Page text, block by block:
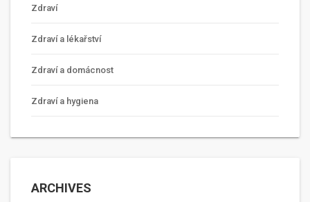
Zdraví
Zdraví a lékařství
Zdraví a domácnost
Zdraví a hygiena
ARCHIVES